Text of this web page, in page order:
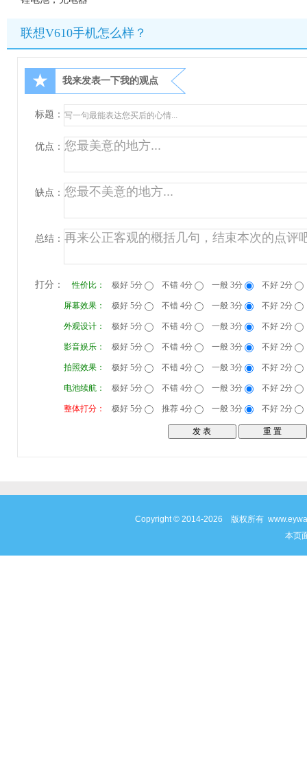
联想V610手机怎么样？
★ 我来发表一下我的观点
标题：
优点：
缺点：
总结：
打分： 性价比： 极好 5分 不错 4分 一般 3分 不好 2分
屏幕效果： 极好 5分 不错 4分 一般 3分 不好 2分
外观设计： 极好 5分 不错 4分 一般 3分 不好 2分
影音娱乐： 极好 5分 不错 4分 一般 3分 不好 2分
拍照效果： 极好 5分 不错 4分 一般 3分 不好 2分
电池续航： 极好 5分 不错 4分 一般 3分 不好 2分
整体打分： 极好 5分 推荐 4分 一般 3分 不好 2分
Copyright © 2014-2026 版权所有
本页